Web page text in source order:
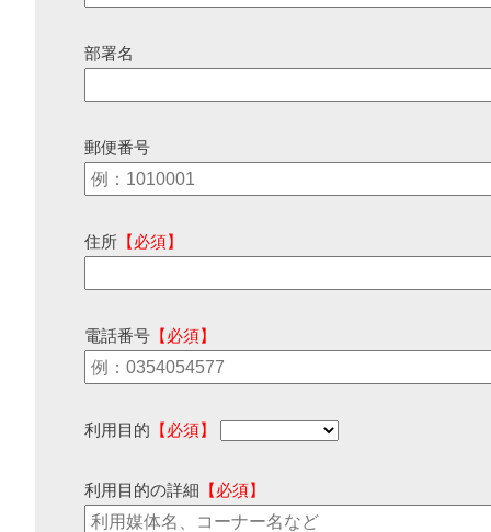
部署名
郵便番号
住所 【必須】
電話番号 【必須】
利用目的 【必須】
利用目的の詳細 【必須】